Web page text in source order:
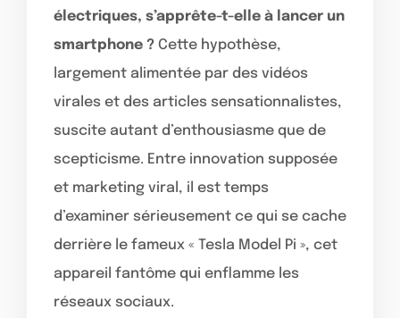
électriques, s’apprête-t-elle à lancer un
smartphone ? Cette hypothèse,
largement alimentée par des vidéos
virales et des articles sensationnalistes,
suscite autant d’enthousiasme que de
scepticisme. Entre innovation supposée
et marketing viral, il est temps
d’examiner sérieusement ce qui se cache
derrière le fameux « Tesla Model Pi », cet
appareil fantôme qui enflamme les
réseaux sociaux.